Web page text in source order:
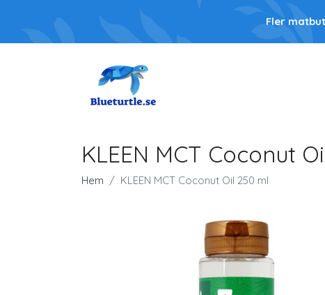
Fler
KLEEN MCT Coconut
Hem KLEEN MCT Coconut Oil 250 ml